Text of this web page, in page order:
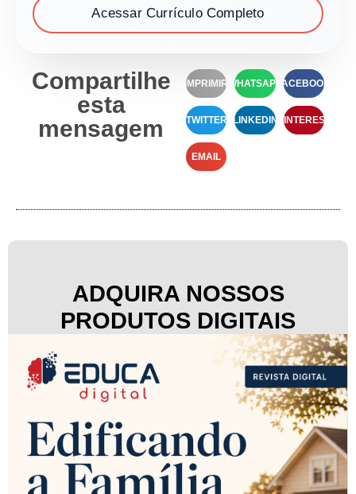
Acessar Currículo Completo
Compartilhe
esta
mensagem
IMPRIMIR WHATSAPP FACEBOOK
TWITTER LINKEDIN PINTEREST
EMAIL
ADQUIRA NOSSOS
PRODUTOS DIGITAIS